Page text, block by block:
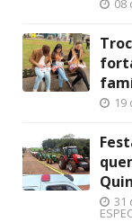
19
31